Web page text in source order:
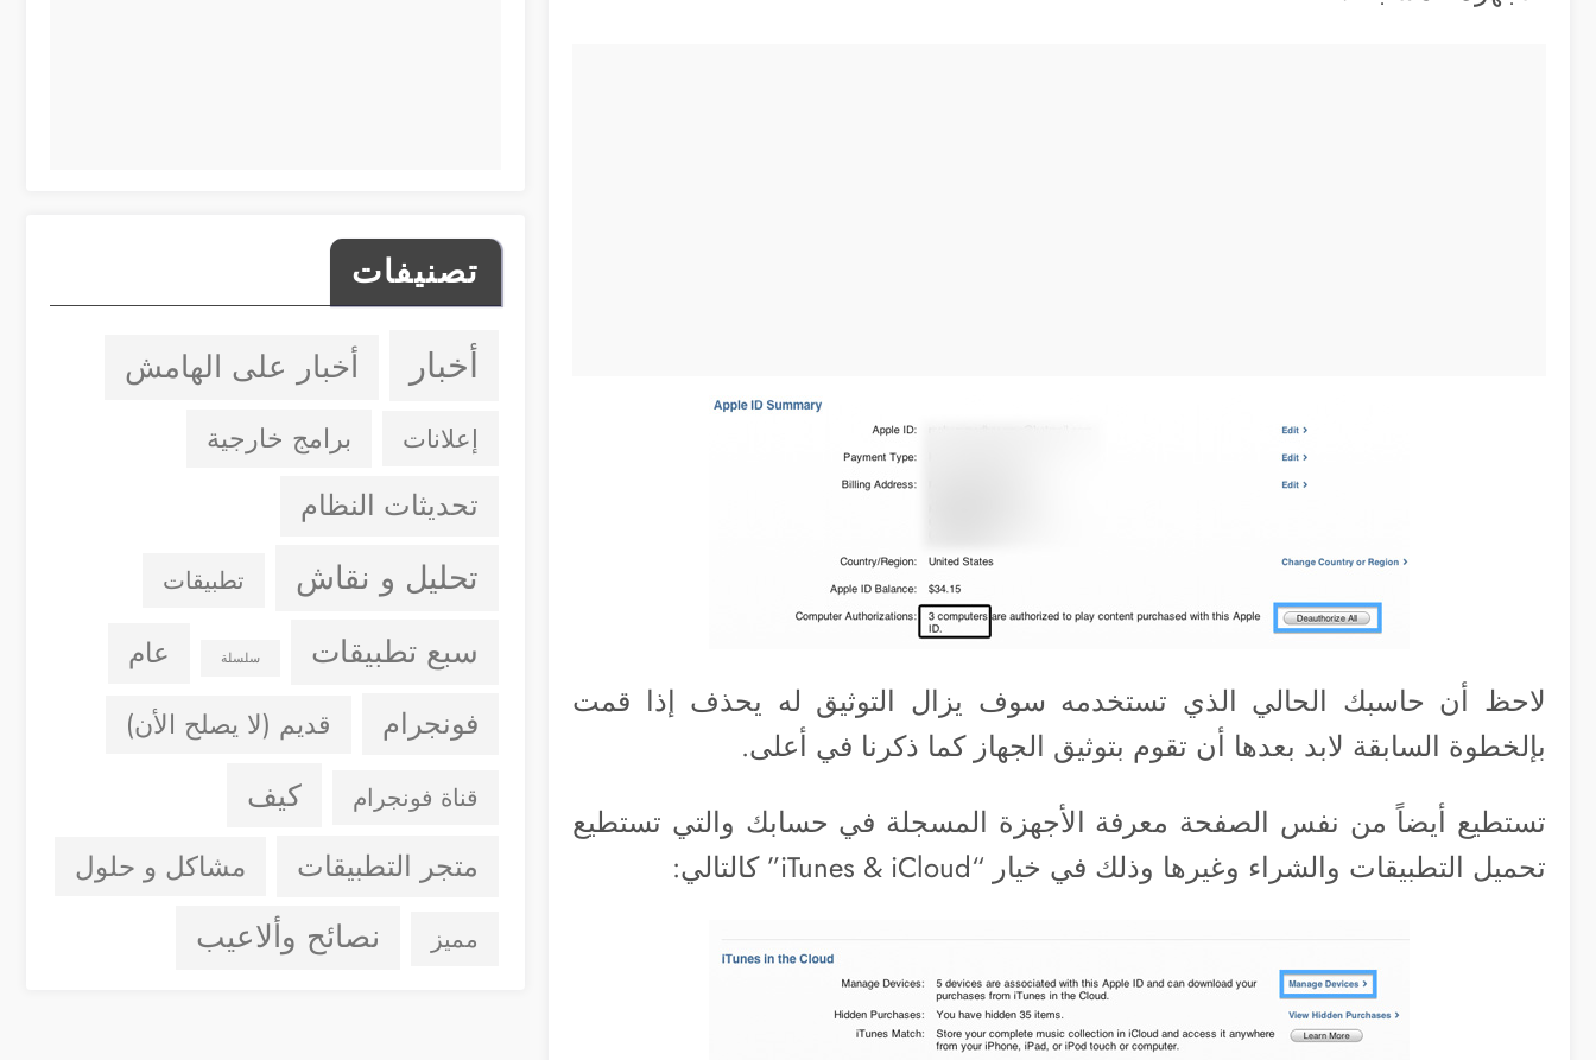
لاحظ أن حاسبك الحالي الذي تستخدمه سوف يزال التوثيق له يحذف إذا قمت
بإلخطوة السابقة لابد بعدها أن تقوم بتوثيق الجهاز كما ذكرنا في أعلى.
تستطيع أيضاً من نفس الصفحة معرفة الأجهزة المسجلة في حسابك والتي تستطيع
تحميل التطبيقات والشراء وغيرها وذلك في خيار “iTunes & iCloud” كالتالي:
تصنيفات
أخبار أخبار على الهامش
إعلانات برامج خارجية
تحديثات النظام
تحليل و نقاش تطبيقات
سبع تطبيقات سلسلة عام
فونجرام قديم (لا يصلح الأن)
قناة فونجرام كيف
متجر التطبيقات مشاكل و حلول
مميز نصائح وألاعيب